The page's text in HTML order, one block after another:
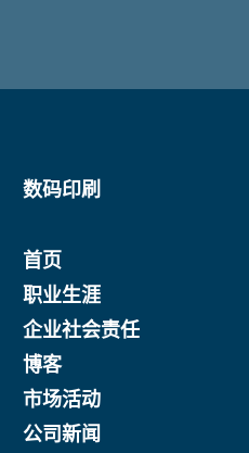
数码印刷
首页
职业生涯
企业社会责任
博客
市场活动
公司新闻